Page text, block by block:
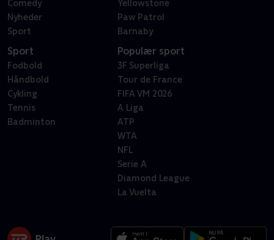
Comedy
Nyheder
Sport
Yellowstone
Paw Patrol
Barnaby
Sport
Fodbold
Håndbold
Cykling
Tennis
Badminton
Populær sport
3F Superliga
Tour de France
FIFA VM 2026
A Liga
ATP
WTA
NFL
Serie A
Diamond League
La Vuelta